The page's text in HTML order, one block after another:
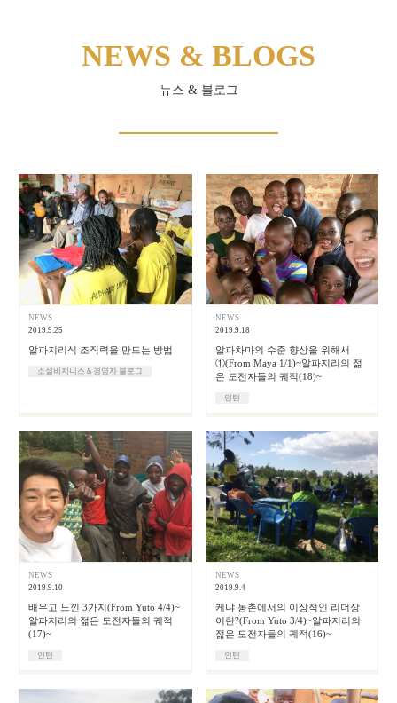
NEWS & BLOGS
뉴스 & 블로그
NEWS
알파지리식 조직력을 만드는 방법
NEWS
알파차마의 수준 향상을 위해서
①(From Maya 1/1)~알파지리의 젊
은 도전자들의 궤적(18)~
NEWS
배우고 느낀 3가지(From Yuto 4/4)~
알파지리의 젊은 도전자들의 궤적
(17)~
NEWS
케냐 농촌에서의 이상적인 리더상
이란?(From Yuto 3/4)~알파지리의
젊은 도전자들의 궤적(16)~